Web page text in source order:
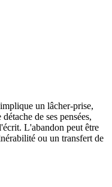
un lâcher-prise,
de ses pensées,
L'abandon peut être
ou un transfert de